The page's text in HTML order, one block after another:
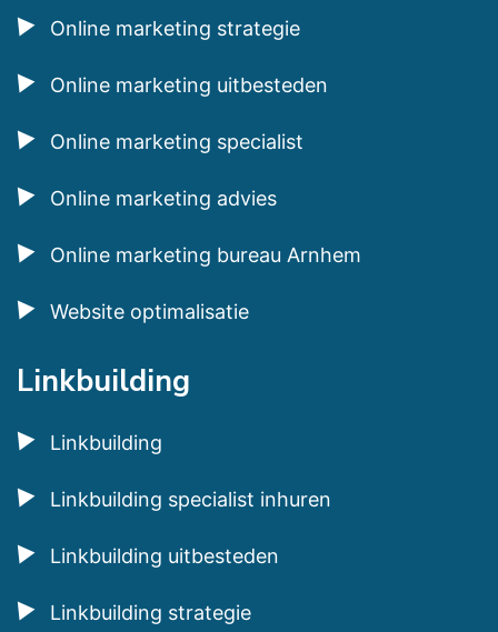
Online marketing strategie
Online marketing uitbesteden
Online marketing specialist
Online marketing advies
Online marketing bureau Arnhem
Website optimalisatie
Linkbuilding
Linkbuilding
Linkbuilding specialist inhuren
Linkbuilding uitbesteden
Linkbuilding strategie